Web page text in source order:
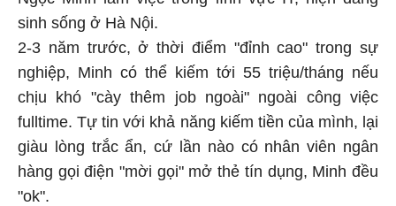
sinh sống ở Hà Nội.
2-3 năm trước, ở thời điểm "đỉnh cao" trong sự
nghiệp, Minh có thể kiếm tới 55 triệu/tháng nếu
chịu khó "cày thêm job ngoài" ngoài công việc
fulltime. Tự tin với khả năng kiếm tiền của mình, lại
giàu lòng trắc ẩn, cứ lần nào có nhân viên ngân
hàng gọi điện "mời gọi" mở thẻ tín dụng, Minh đều
"ok".